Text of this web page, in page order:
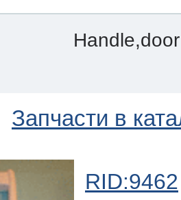
Запчасти в
RID:9462